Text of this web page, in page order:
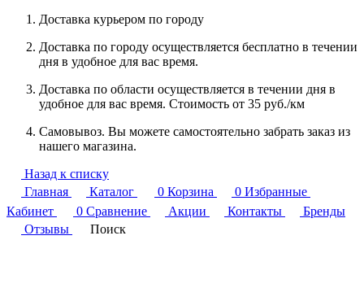
Доставка курьером по городу
Доставка по городу осуществляется бесплатно в течении
дня в удобное для вас время.
Доставка по области осуществляется в течении дня в
удобное для вас время. Стоимость от 35 руб./км
Самовывоз. Вы можете самостоятельно забрать заказ из
нашего магазина.
Назад к списку
Главная
Каталог 0 Корзина 0 Избранные
Кабинет
0 Сравнение Акции Контакты
Бренды
Отзывы
Поиск